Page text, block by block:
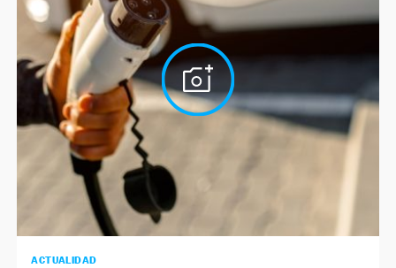
ACTUALIDAD